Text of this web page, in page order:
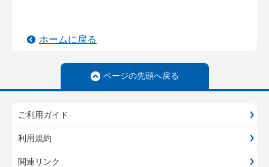
ホームに戻る
ページの先頭へ戻る
ご利用ガイド
利用規約
関連リンク